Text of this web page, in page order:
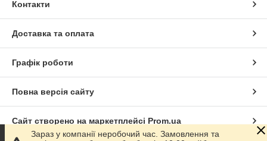
Контакти
Доставка та оплата
Графік роботи
Повна версія сайту
Сайт створено на маркетплейсі Prom.ua
Зараз у компанії неробочий час. Замовлення та